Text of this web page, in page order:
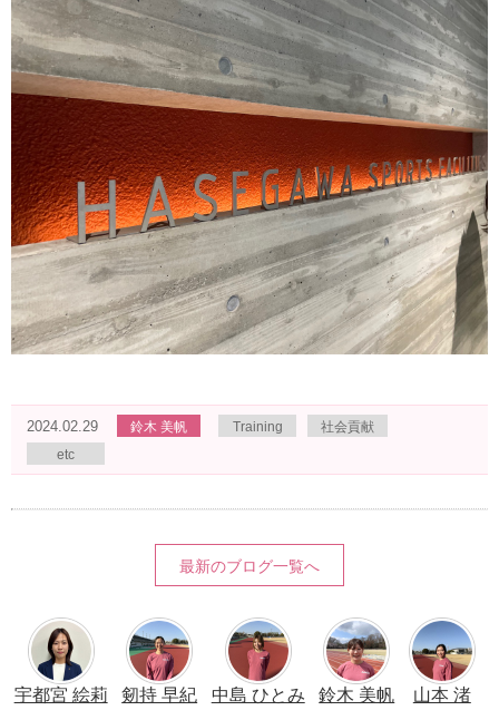
2024.02.29 鈴木 美帆 Training
社会貢献
etc
最新のブログ一覧へ
宇都宮 絵莉 剱持 早紀 中島 ひとみ 鈴木 美帆 山本 渚